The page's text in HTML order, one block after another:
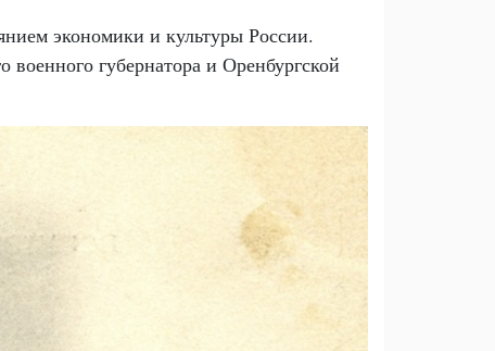
экономики и культуры России.
военного губернатора и Оренбургской